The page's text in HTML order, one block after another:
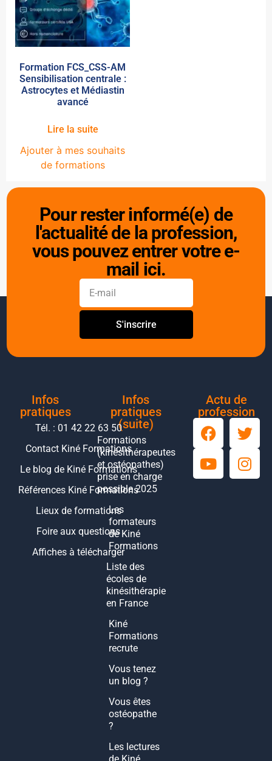
Formation FCS_CSS-AM
Sensibilisation centrale :
Astrocytes et Médiastin
avancé
Lire la suite
Ajouter à mes souhaits
de formations
Pour rester informé(e) de
l'actualité de la profession,
vous pouvez entrer votre e-
mail ici.
S'inscrire
Infos
pratiques
Tél. : 01 42 22 63 50
Contact Kiné Formations
Le blog de Kiné Formations
Références Kiné Formations
Lieux de formations
Foire aux questions
Affiches à télécharger
Infos
pratiques
(suite)
Formations
(kinésithérapeutes
et ostéopathes)
prise en charge
possible 2025
Les
formateurs
de Kiné
Formations
Liste des
écoles de
kinésithérapie
en France
Kiné
Formations
recrute
Vous tenez
un blog ?
Vous êtes
ostéopathe
?
Les lectures
Actu de
profession